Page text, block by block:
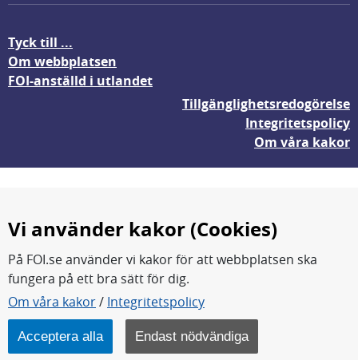
Tyck till ...
Om webbplatsen
FOI-anställd i utlandet
Tillgänglighetsredogörelse
Integritetspolicy
Om våra kakor
FOI forskar för en säkrare värld.
FOI:s kärnverksamhet är forskning, metod- och
teknikutveckling samt analyser och studier.
Myndigheten ligger under Försvarsdepartementet.
Vi använder kakor (Cookies)
På FOI.se använder vi kakor för att webbplatsen ska
fungera på ett bra sätt för dig.
Om våra kakor/ Integritetspolicy
Acceptera alla Endast nödvändiga